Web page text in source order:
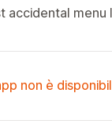
accidental
non è